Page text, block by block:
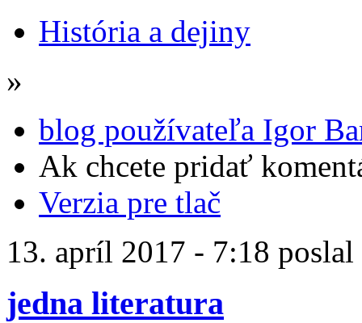
História a dejiny
»
blog používateľa Igor
Ak chcete pridať
Verzia pre tlač
13. apríl 2017 - 7:18 poslal
jedna literatura